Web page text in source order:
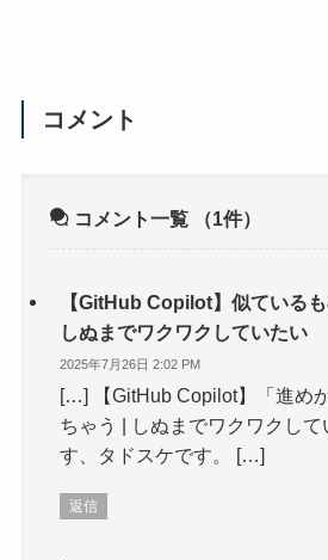
コメント
コメント一覧 （1件）
【GitHub Copilot】似ている
しぬまでワクワクしていたい
2025年7月26日 2:02 PM
[…] 【GitHub Copilot】「進め
ちゃう | しぬまでワクワクし
す、タドスケです。 […]
返信